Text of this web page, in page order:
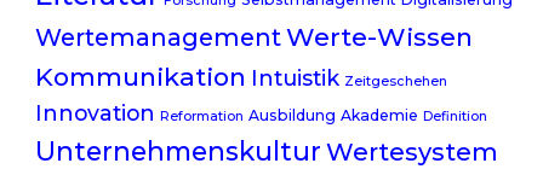
WertemanagementWerte-Wissen
Kommunikation Intuistik Zeitgeschehen
Innovation Reformation Ausbildung Akademie Definition
Unternehmenskultur Wertesystem